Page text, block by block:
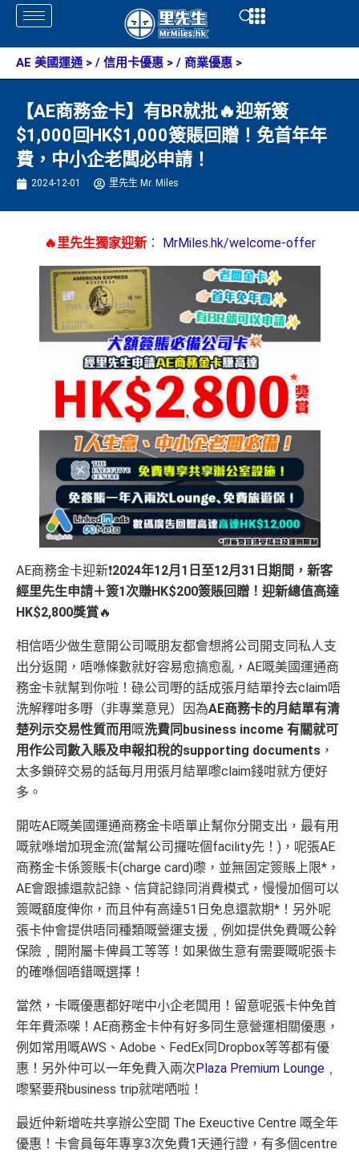
Skip
content
Open
AE 美國運通 > / 信用卡優惠 > / 商業優惠 >
【AE商務金卡】有BR就批🔥迎新簽
$1,000回HK$1,000簽賬回贈！免首年年
費，中小企老闆必申請！
2024-12-01 里先生 Mr. Miles
🔥里先生獨家迎新： MrMiles.hk/welcome-offer
AE商務金卡迎新❗️2024年12月1日至12月31日期間，新客
經里先生申請＋簽1次賺HK$200簽賬回贈！迎新總值高達
HK$2,800獎賞🔥
相信唔少做生意開公司嘅朋友都會想將公司開支同私人支
出分返開，唔喺條數就好容易愈搞愈亂，AE嘅美國運通商
務金卡就幫到你啦！碌公司嘢的話成張月結單拎去claim唔
洗解釋咁多嘢（非專業意見）因為AE商務卡的月結單有清
楚列示交易性質而用 嘅洗費同 business income 有關就可
用作公司數入賬及申報扣稅的supporting documents ，
太多鎖碎交易的話每月用張月結單嚟claim錢咁就方便好
多。
開咗AE嘅美國運通商務金卡唔單止幫你分開支出，最有用
嘅就喺增加現金流(當幫公司攞咗個facility先！)，呢張AE
商務金卡係簽賬卡(charge card)嚟，並無固定簽賬上限*，
AE會跟據還款記錄、信貸記錄同消費模式，慢慢加個可以
簽嘅額度俾你，而且仲有高達51日免息還款期*！另外呢
張卡仲會提供唔同種類嘅營運支援﹐例如提供免費嘅公幹
保險﹐開附屬卡俾員工等等！如果做生意有需要嘅呢張卡
的確喺個唔錯嘅選擇！
當然，卡嘅優惠都好啱中小企老闆用！留意呢張卡仲免首
年年費添㗎！AE商務金卡仲有好多同生意營運相關優惠，
例如常用嘅AWS、Adobe、FedEx同Dropbox等等都有優
惠！另外仲可以一年免費入兩次 Plaza Premium Lounge ﹐
嚟緊要飛business trip就啱哂啦！
最近仲新增咗共享辦公空間 The Exeuctive Centre 嘅全年
優惠！卡會員每年專享3次免費1天通行證，有多個centre